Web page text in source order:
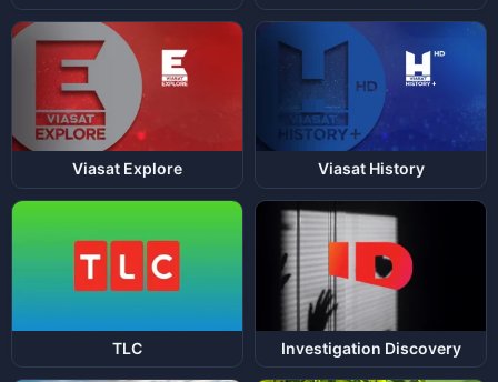
Viasat Explore Viasat History
TLC Investigation Discovery